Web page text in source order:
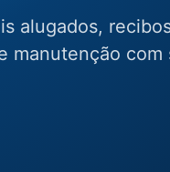
alugados,
manutenção com